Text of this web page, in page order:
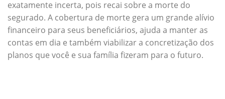
exatamente incerta, pois recai sobre a morte do
segurado. A cobertura de morte gera um grande alívio
financeiro para seus beneficiários, ajuda a manter as
contas em dia e também viabilizar a concretização dos
planos que você e sua família fizeram para o futuro.